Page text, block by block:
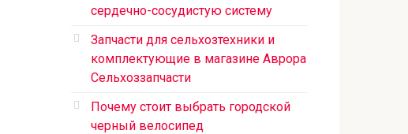
сердечно-сосудистую систему
Запчасти для сельхозтехники и
комплектующие в магазине Аврора
Сельхоззапчасти
Почему стоит выбрать городской
черный велосипед